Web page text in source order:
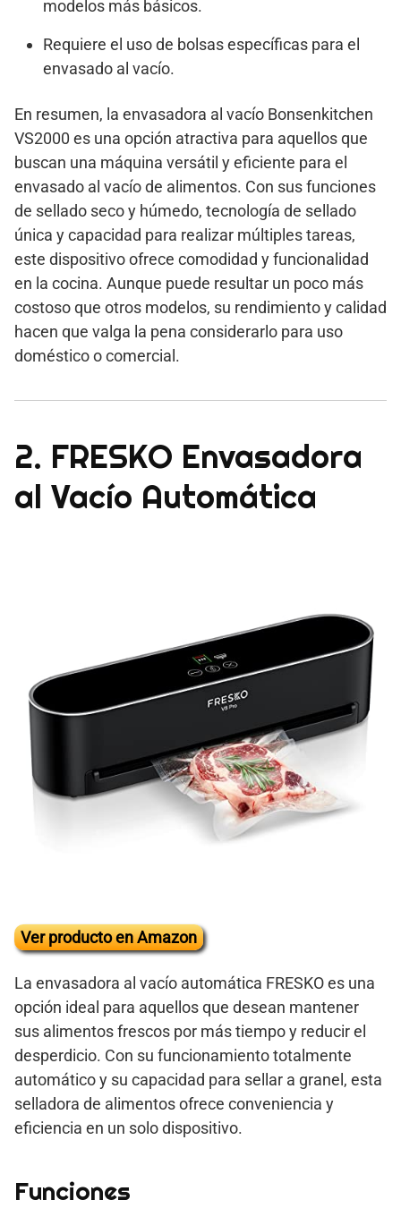
modelos más básicos.
Requiere el uso de bolsas específicas para el
envasado al vacío.
En resumen, la envasadora al vacío Bonsenkitchen
VS2000 es una opción atractiva para aquellos que
buscan una máquina versátil y eficiente para el
envasado al vacío de alimentos. Con sus funciones
de sellado seco y húmedo, tecnología de sellado
única y capacidad para realizar múltiples tareas,
este dispositivo ofrece comodidad y funcionalidad
en la cocina. Aunque puede resultar un poco más
costoso que otros modelos, su rendimiento y calidad
hacen que valga la pena considerarlo para uso
doméstico o comercial.
2. FRESKO Envasadora
al Vacío Automática
Ver producto en Amazon
La envasadora al vacío automática FRESKO es una
opción ideal para aquellos que desean mantener
sus alimentos frescos por más tiempo y reducir el
desperdicio. Con su funcionamiento totalmente
automático y su capacidad para sellar a granel, esta
selladora de alimentos ofrece conveniencia y
eficiencia en un solo dispositivo.
Funciones